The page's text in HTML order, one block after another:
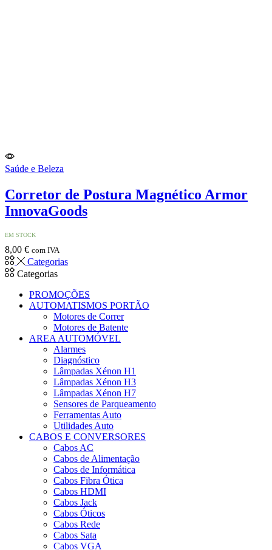
Saúde e Beleza
Corretor de Postura Magnético Armor
InnovaGoods
EM STOCK
8,00 € com IVA
Categorias
Categorias
PROMOÇÕES
AUTOMATISMOS PORTÃO
Motores de Correr
Motores de Batente
AREA AUTOMÓVEL
Alarmes
Diagnóstico
Lâmpadas Xénon H1
Lâmpadas Xénon H3
Lâmpadas Xénon H7
Sensores de Parqueamento
Ferramentas Auto
Utilidades Auto
CABOS E CONVERSORES
Cabos AC
Cabos de Alimentação
Cabos de Informática
Cabos Fibra Ótica
Cabos HDMI
Cabos Jack
Cabos Óticos
Cabos Rede
Cabos Sata
Cabos VGA